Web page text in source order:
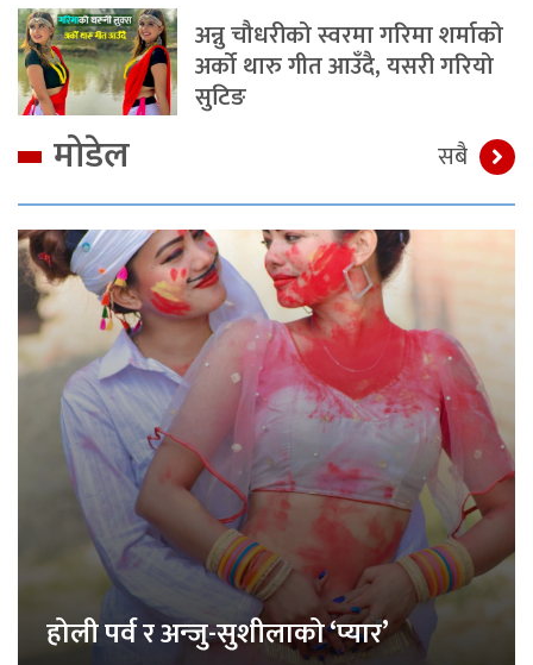
अन्नु चौधरीको स्वरमा गरिमा शर्माको
अर्को थारु गीत आउँदै, यसरी गरियो
सुटिङ
मोडेल सबै
होली पर्व र अन्जु-सुशीलाको ‘प्यार’